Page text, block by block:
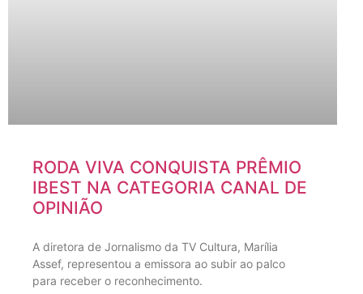
RODA VIVA CONQUISTA PRÊMIO
IBEST NA CATEGORIA CANAL DE
OPINIÃO
A diretora de Jornalismo da TV Cultura, Marília
Assef, representou a emissora ao subir ao palco
para receber o reconhecimento.